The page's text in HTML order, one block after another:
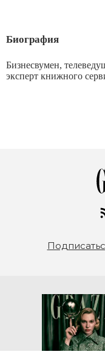
Биография
Бизнесвумен,
эксперт книжного